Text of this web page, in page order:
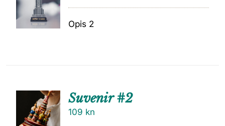
Opis 2
DODAJ
U
KOŠARI
Suvenir #2
109 kn